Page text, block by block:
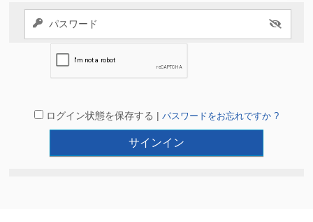
ログイン状態を保存する | パスワードをお忘れですか ?